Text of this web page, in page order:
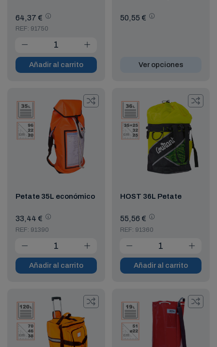
64,37 €
REF: 91750
Añadir al carrito
50,55 €
Ver opciones
Petate 35L económico
33,44 €
REF: 91390
Añadir al carrito
HOST 36L Petate
55,56 €
REF: 91360
Añadir al carrito